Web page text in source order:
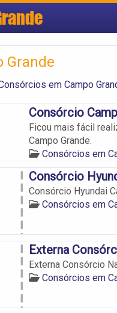
Grande
em Campo
Consórcio
Ficou mais fácil
Campo Grande.
Consórcios em
Consórcio
Consórcio Hyundai
Consórcios em
Externa
Externa Consórcio
Consórcios em